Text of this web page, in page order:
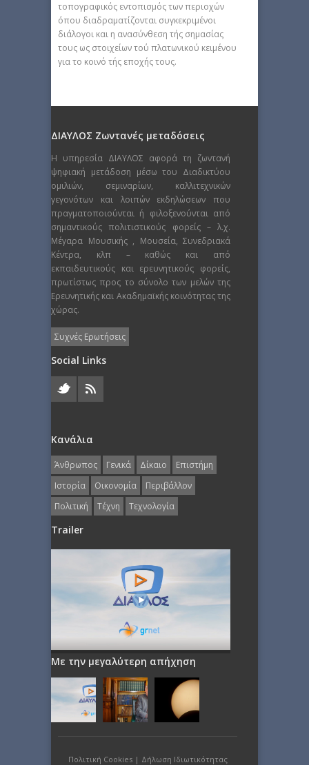
τοπογραφικός εντοπισμός των περιοχών
όπου διαδραματίζονται συγκεκριμένοι
διάλογοι και η ανασύνθεση τής σημασίας
τους ως στοιχείων τού πλατωνικού κειμένου
για το κοινό τής εποχής τους.
ΔΙΑΥΛΟΣ Ζωντανές μεταδόσεις
Η υπηρεσία ΔΙΑΥΛΟΣ αφορά τη ζωντανή
ψηφιακή μετάδοση μέσω του Διαδικτύου
ομιλιών, σεμιναρίων, καλλιτεχνικών
γεγονότων και λοιπών εκδηλώσεων που
πραγματοποιούνται ή φιλοξενούνται από
σημαντικούς πολιτιστικούς φορείς – λ.χ.
Μέγαρα Μουσικής , Μουσεία, Συνεδριακά
Κέντρα, κλπ – καθώς και από
εκπαιδευτικούς και ερευνητικούς φορείς,
πρωτίστως προς το σύνολο των μελών της
Ερευνητικής και Ακαδημαϊκής κοινότητας της
χώρας.
Συχνές Ερωτήσεις
Social Links
Κανάλια
Άνθρωπος Γενικά Δίκαιο
Επιστήμη
Ιστορία
Οικονομία
Περιβάλλον
Πολιτική
Τέχνη Τεχνολογία
Trailer
Με την μεγαλύτερη απήχηση
Πολιτική Cookies| Δήλωση Ιδιωτικότητας